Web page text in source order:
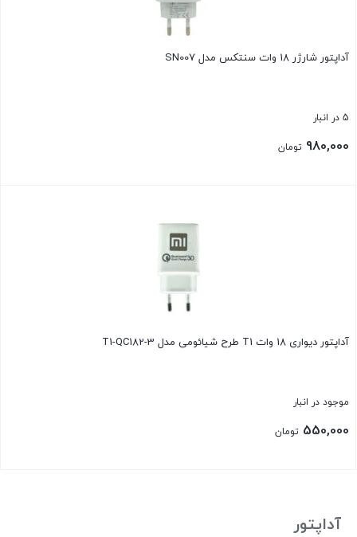
آداپتور شارژر 18 وات سنتکس مدل SN007
5 در انبار
980,000 تومان
آداپتور دیواری 18 وات T1 طرح شیائومی مدل T1-QC182-3
موجود در انبار
550,000 تومان
آداپتور